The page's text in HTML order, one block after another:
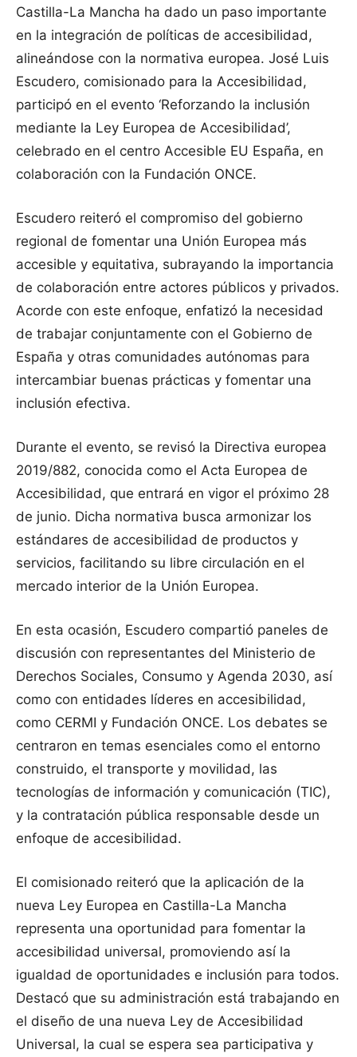
Castilla-La Mancha ha dado un paso importante
en la integración de políticas de accesibilidad,
alineándose con la normativa europea. José Luis
Escudero, comisionado para la Accesibilidad,
participó en el evento ‘Reforzando la inclusión
mediante la Ley Europea de Accesibilidad’,
celebrado en el centro Accesible EU España, en
colaboración con la Fundación ONCE.
Escudero reiteró el compromiso del gobierno
regional de fomentar una Unión Europea más
accesible y equitativa, subrayando la importancia
de colaboración entre actores públicos y privados.
Acorde con este enfoque, enfatizó la necesidad
de trabajar conjuntamente con el Gobierno de
España y otras comunidades autónomas para
intercambiar buenas prácticas y fomentar una
inclusión efectiva.
Durante el evento, se revisó la Directiva europea
2019/882, conocida como el Acta Europea de
Accesibilidad, que entrará en vigor el próximo 28
de junio. Dicha normativa busca armonizar los
estándares de accesibilidad de productos y
servicios, facilitando su libre circulación en el
mercado interior de la Unión Europea.
En esta ocasión, Escudero compartió paneles de
discusión con representantes del Ministerio de
Derechos Sociales, Consumo y Agenda 2030, así
como con entidades líderes en accesibilidad,
como CERMI y Fundación ONCE. Los debates se
centraron en temas esenciales como el entorno
construido, el transporte y movilidad, las
tecnologías de información y comunicación (TIC),
y la contratación pública responsable desde un
enfoque de accesibilidad.
El comisionado reiteró que la aplicación de la
nueva Ley Europea en Castilla-La Mancha
representa una oportunidad para fomentar la
accesibilidad universal, promoviendo así la
igualdad de oportunidades e inclusión para todos.
Destacó que su administración está trabajando en
el diseño de una nueva Ley de Accesibilidad
Universal, la cual se espera sea participativa y